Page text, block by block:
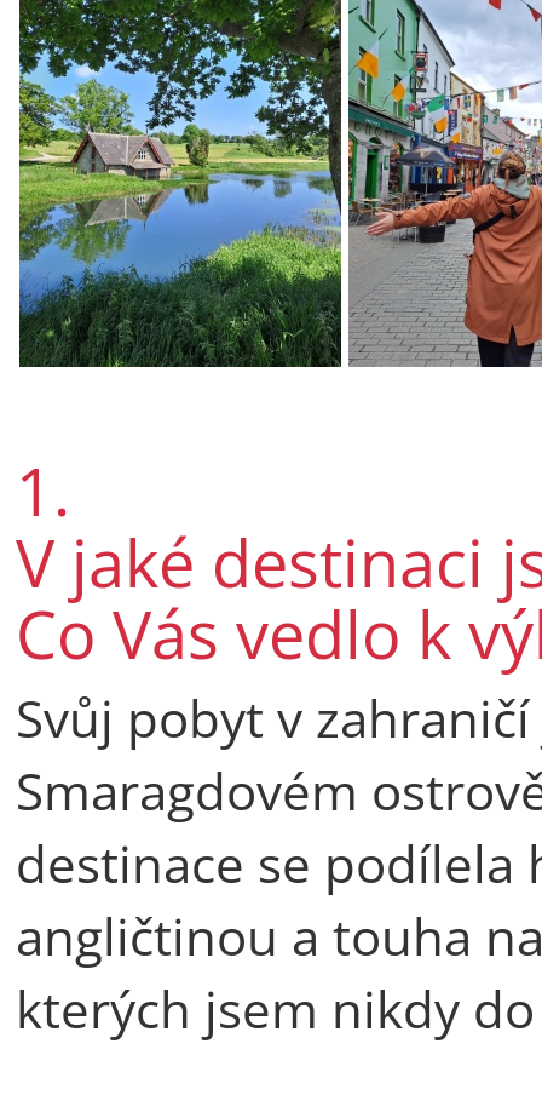
1.
V jaké destinaci
Co Vás vedlo k
Svůj pobyt v
Smaragdovém
destinace se podílela
angličtinou a touha
kterých jsem nikdy